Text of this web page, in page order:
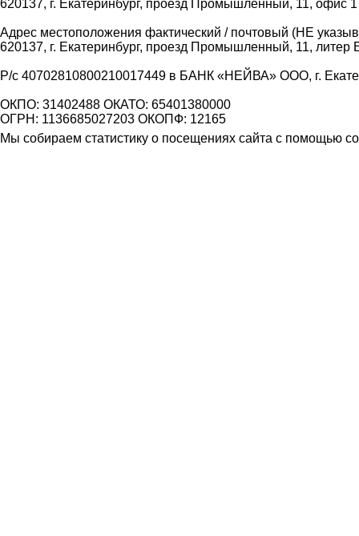
620137, г. Екатеринбург, проезд Промышленный, 11, офис 1
Адрес местоположения фактический / почтовый (НЕ
620137, г. Екатеринбург, проезд Промышленный, 11, литер
Р/с 40702810800210017449 в БАНК «НЕЙВА» ООО, г.
ОКПО: 31402488 ОКАТО: 65401380000
ОГРН: 1136685027203 ОКОПФ: 12165
Мы собираем статистику о посещениях сайта с помощью